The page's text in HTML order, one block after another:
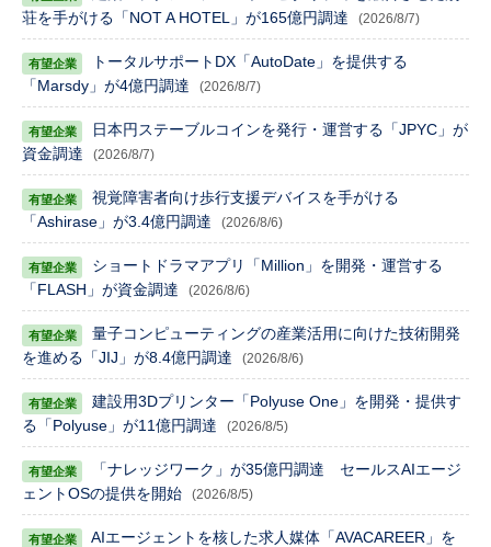
荘を手がける「NOT A HOTEL」が165億円調達
(2026/8/7)
トータルサポートDX「AutoDate」を提供する
「Marsdy」が4億円調達
(2026/8/7)
日本円ステーブルコインを発行・運営する「JPYC」が
資金調達
(2026/8/7)
視覚障害者向け歩行支援デバイスを手がける
「Ashirase」が3.4億円調達
(2026/8/6)
ショートドラマアプリ「Million」を開発・運営する
「FLASH」が資金調達
(2026/8/6)
量子コンピューティングの産業活用に向けた技術開発
を進める「JIJ」が8.4億円調達
(2026/8/6)
建設用3Dプリンター「Polyuse One」を開発・提供す
る「Polyuse」が11億円調達
(2026/8/5)
「ナレッジワーク」が35億円調達 セールスAIエージ
ェントOSの提供を開始
(2026/8/5)
AIエージェントを核した求人媒体「AVACAREER」を